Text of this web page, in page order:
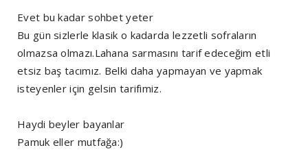
Evet bu kadar sohbet yeter
Bu gün sizlerle klasik o kadarda lezzetli sofraların
olmazsa olmazı.Lahana sarmasını tarif edeceğim etli
etsiz baş tacımız. Belki daha yapmayan ve yapmak
isteyenler için gelsin tarifimiz.
Haydi beyler bayanlar
Pamuk eller mutfağa:)